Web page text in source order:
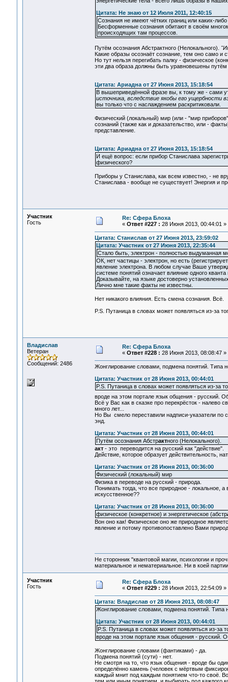
Цитата: Не знаю от 12 Июля 2011, 12:40:15
Сознания не имеют чётких границ или каких-
Бесформенные сознания обитают в своём
происходящих там процессов.
Путём осознания Абстрактного (Нелокального).
Какие образы осознаёт сознание, тем оно само и
Но тут нельзя перегибать палку - физическое
эти два образа должны быть уравновешены
Цитата: Ариадна от 27 Июня 2013, 15:18:54
В вышеприведённой фразе вы, к тому же - сами
источника, вследствие якобы его ущербности
вы только что с наслаждением раскритиковали.
Физический (локальный) мир (или - "мир
сознаний (также как и доказательство, или -
представление.
Цитата: Ариадна от 27 Июня 2013, 15:18:54
И ещё вопрос: если прибор Станислава
физического?
Приборы у Станислава, как всем известно, - не
Станислава - вообще не существует! Энергия и
Участник
Гость
Re: Сфера Блоха
« Ответ #227 : 28 Июня 2013, 00:44:01 »
Цитата: Станислав от 27 Июня 2013, 23:59:02
Цитата: Участник от 27 Июня 2013, 22:35:44
Стало быть, электрон - полностью выдуманная
ОК, нет частицы - электрон, но есть
явление электрона. В любом случае Ваше
системе понятий означает влияние одного кванта
Доказывайте, на языке достоверно
Лично мне такие факты не известны.
Нет никакого влияния. Есть смена сознания. Всё.
P.S. Путаница в словах может появляться из-за
Владислав
Ветеран
Сообщений: 2486
Re: Сфера Блоха
« Ответ #228 : 28 Июня 2013, 08:08:47 »
Жонглирование словами, подмена понятий. Типа
Цитата: Участник от 28 Июня 2013, 00:44:01
P.S. Путаница в словах может появляться из-за
вроде на этом портале язык общения - русский.
Всё у Вас как в сказке про перекрёсток -
много лет...
Но Вы смело переставили надписи-указатели по
энд.
Цитата: Участник от 28 Июня 2013, 00:44:01
Путём осознания Абстрактного (Нелокального).
акт- это переводится на русский как "действие".
Действие, которое образует действительность,
Цитата: Участник от 28 Июня 2013, 00:36:00
Физический (локальный) мир
Физика в переводе на русский - природа.
Понимать тогда, что все природное - локальное,
искусственное??
Цитата: Участник от 28 Июня 2013, 00:36:00
физическое (конкретное) и энергетическое (абстр
Вон оно как! Физическое оно же природное
явление и потому противопоставлено Вами
Не сторонник "квантовой магии, психологии и
материальное и нематериальное. Ни в коей
Участник
Гость
Re: Сфера Блоха
« Ответ #229 : 28 Июня 2013, 22:54:09 »
Цитата: Владислав от 28 Июня 2013, 08:08:47
Жонглирование словами, подмена понятий. Типа
Цитата: Участник от 28 Июня 2013, 00:44:01
P.S. Путаница в словах может появляться из-за
вроде на этом портале язык общения - русский.
Жонглирование словами (фантиками) - да.
Подмена понятий (сути) - нет.
Не смотря на то, что язык общения - вроде бы
определённо камень (человек с мёртвым
каждый мнит под каждым понятием что-то своё.